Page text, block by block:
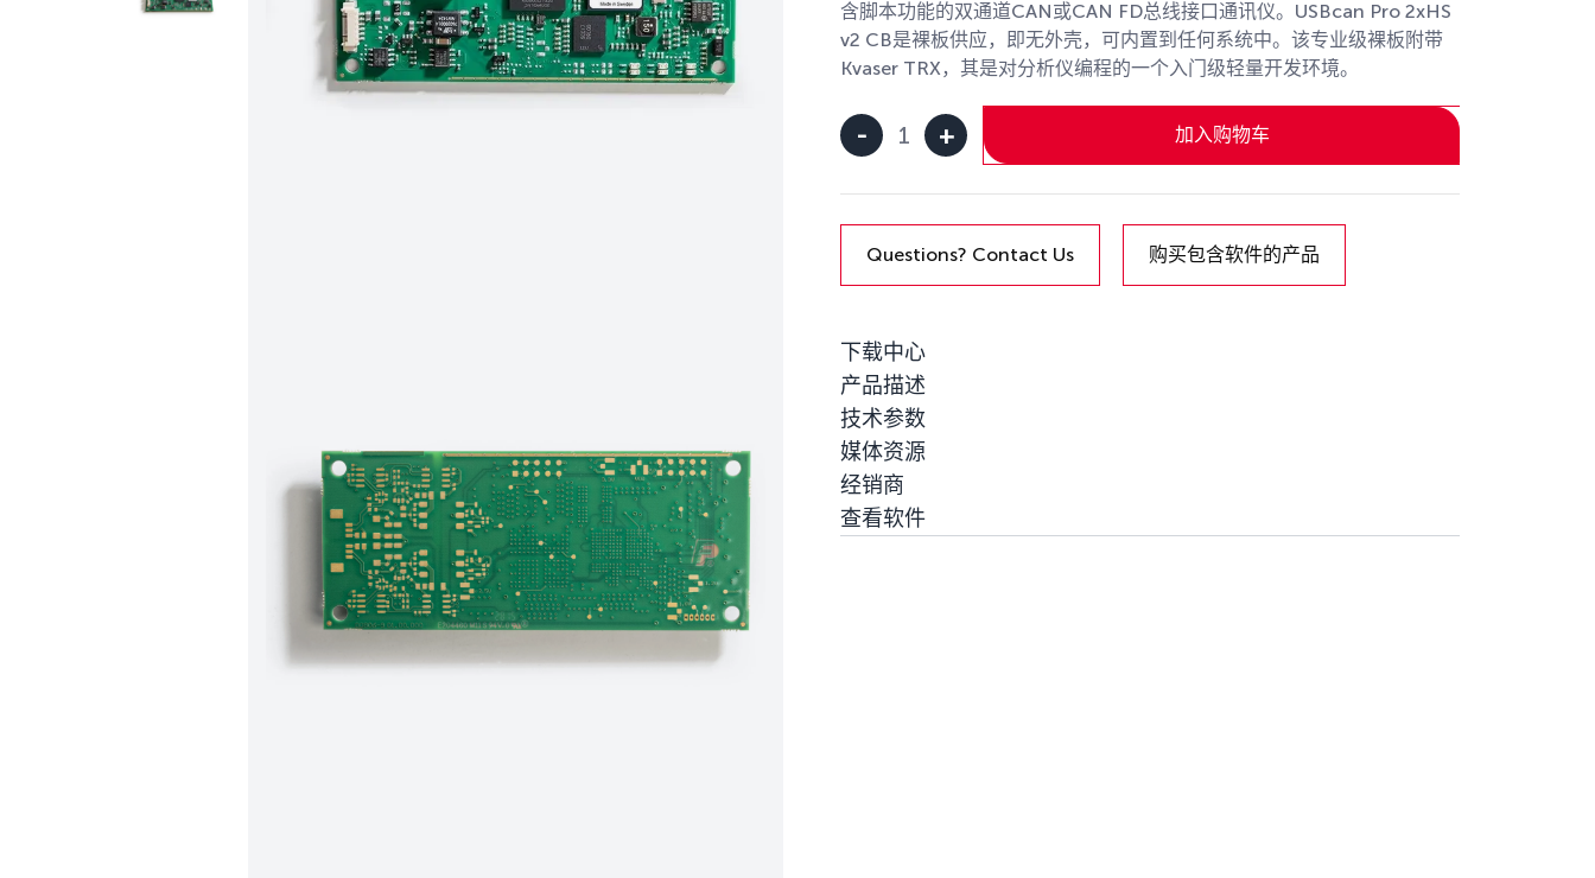
含脚本功能的双通道CAN或CAN FD总线接口通讯仪。USBcan Pro 2xHS
v2 CB是裸板供应，即无外壳，可内置到任何系统中。该专业级裸板附带
Kvaser TRX，其是对分析仪编程的一个入门级轻量开发环境。
-
Kvaser
Pro
数
+ 加入购物车
Questions? Contact Us 购买包含软件的产品
下载中心
产品描述
技术参数
媒体资源
经销商
查看软件